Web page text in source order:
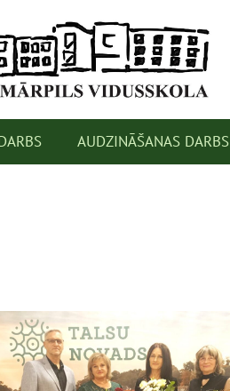
AUDZINĀŠANAS DARBS